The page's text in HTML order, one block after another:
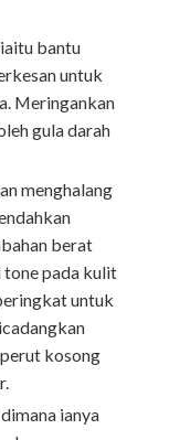
bantu
untuk
Meringankan
gula darah
menghalang
berat
tone pada kulit
untuk
kosong
ianya